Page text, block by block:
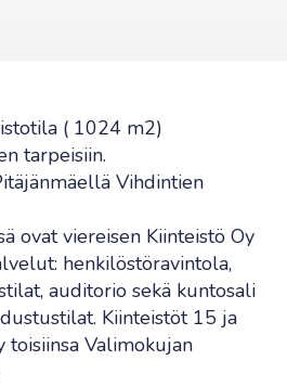
( 1024 m2)
tarpeisiin.
Vihdintien
ovat viereisen Kiinteistö Oy
henkilöstöravintola,
auditorio sekä kuntosali
Kiinteistöt 15 ja
Valimokujan